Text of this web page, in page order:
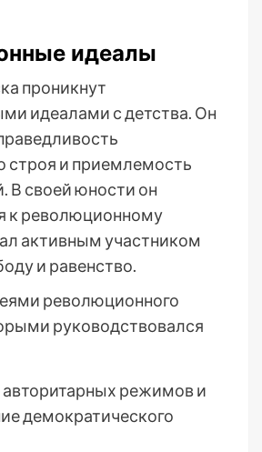
идеалы
проникнут
идеалами с детства. Он
строя и приемлемость
В своей юности он
к революционному
активным участником
и равенство.
революционного
руководствовался
режимов и
демократического